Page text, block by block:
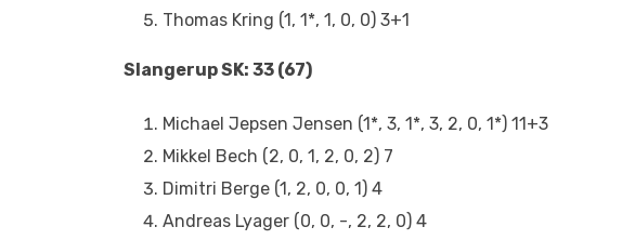
Thomas Kring (1, 1*, 1, 0, 0) 3+1
Slangerup SK: 33 (67)
Michael Jepsen Jensen (1*, 3, 1*, 3, 2, 0, 1*) 11+3
Mikkel Bech (2, 0, 1, 2, 0, 2) 7
Dimitri Berge (1, 2, 0, 0, 1) 4
Andreas Lyager (0, 0, -, 2, 2, 0) 4